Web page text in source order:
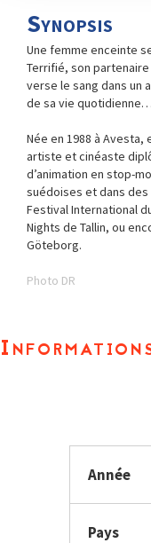
Synopsis
Une femme enceinte
Terrifié, son
verse le sang dans un
de sa vie quotidienne…
Née en 1988 à Avesta,
artiste et cinéaste
d’animation en stop-
suédoises et dans
Festival International
Nights de Tallin, ou
Göteborg.
Photo DR
Année
Pays